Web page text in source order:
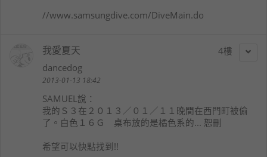
//www.samsungdive.com/DiveMain.do
4
我愛夏天
dancedog
2013-01-13 18:42
SAMUEL 說：
我的Ｓ３在２０１３／０１／１１晚間在西門町被偷
了。白色１６Ｇ 桌布放的是橘色系的... 恕刪
希望可以快點找到!!